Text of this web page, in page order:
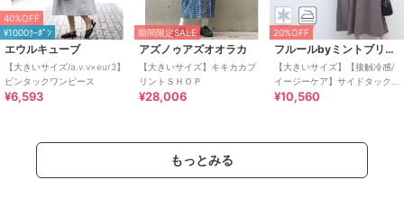
40%OFF
¥1000ｸｰﾎﾟﾝ
エウルキューブ
【大きいサイズ/a.v.v×eur3】
ピンタックワンピース
¥6,593
期間限定SALE
アズノゥアズオオラカ
【大きいサイズ】キキカカプ
リントＳＨＯＰ
¥28,006
20%OFF
フルールbyミントブリーズ
【大きいサイズ】【接触冷感/
イージーケア】サイドタック
バンドカラーワンピース
¥10,560
もっとみる